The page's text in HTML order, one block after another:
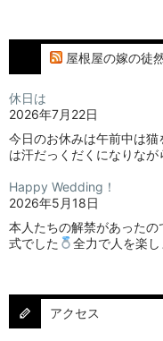
屋根屋の嫁の徒
休日は
2026年7月22日
今日のお休みは午前中は
は汗だっくだくになりな
Happy Wedding！
2026年5月18日
本人たちの解禁があった
式でした
全力で人を楽
アクセス